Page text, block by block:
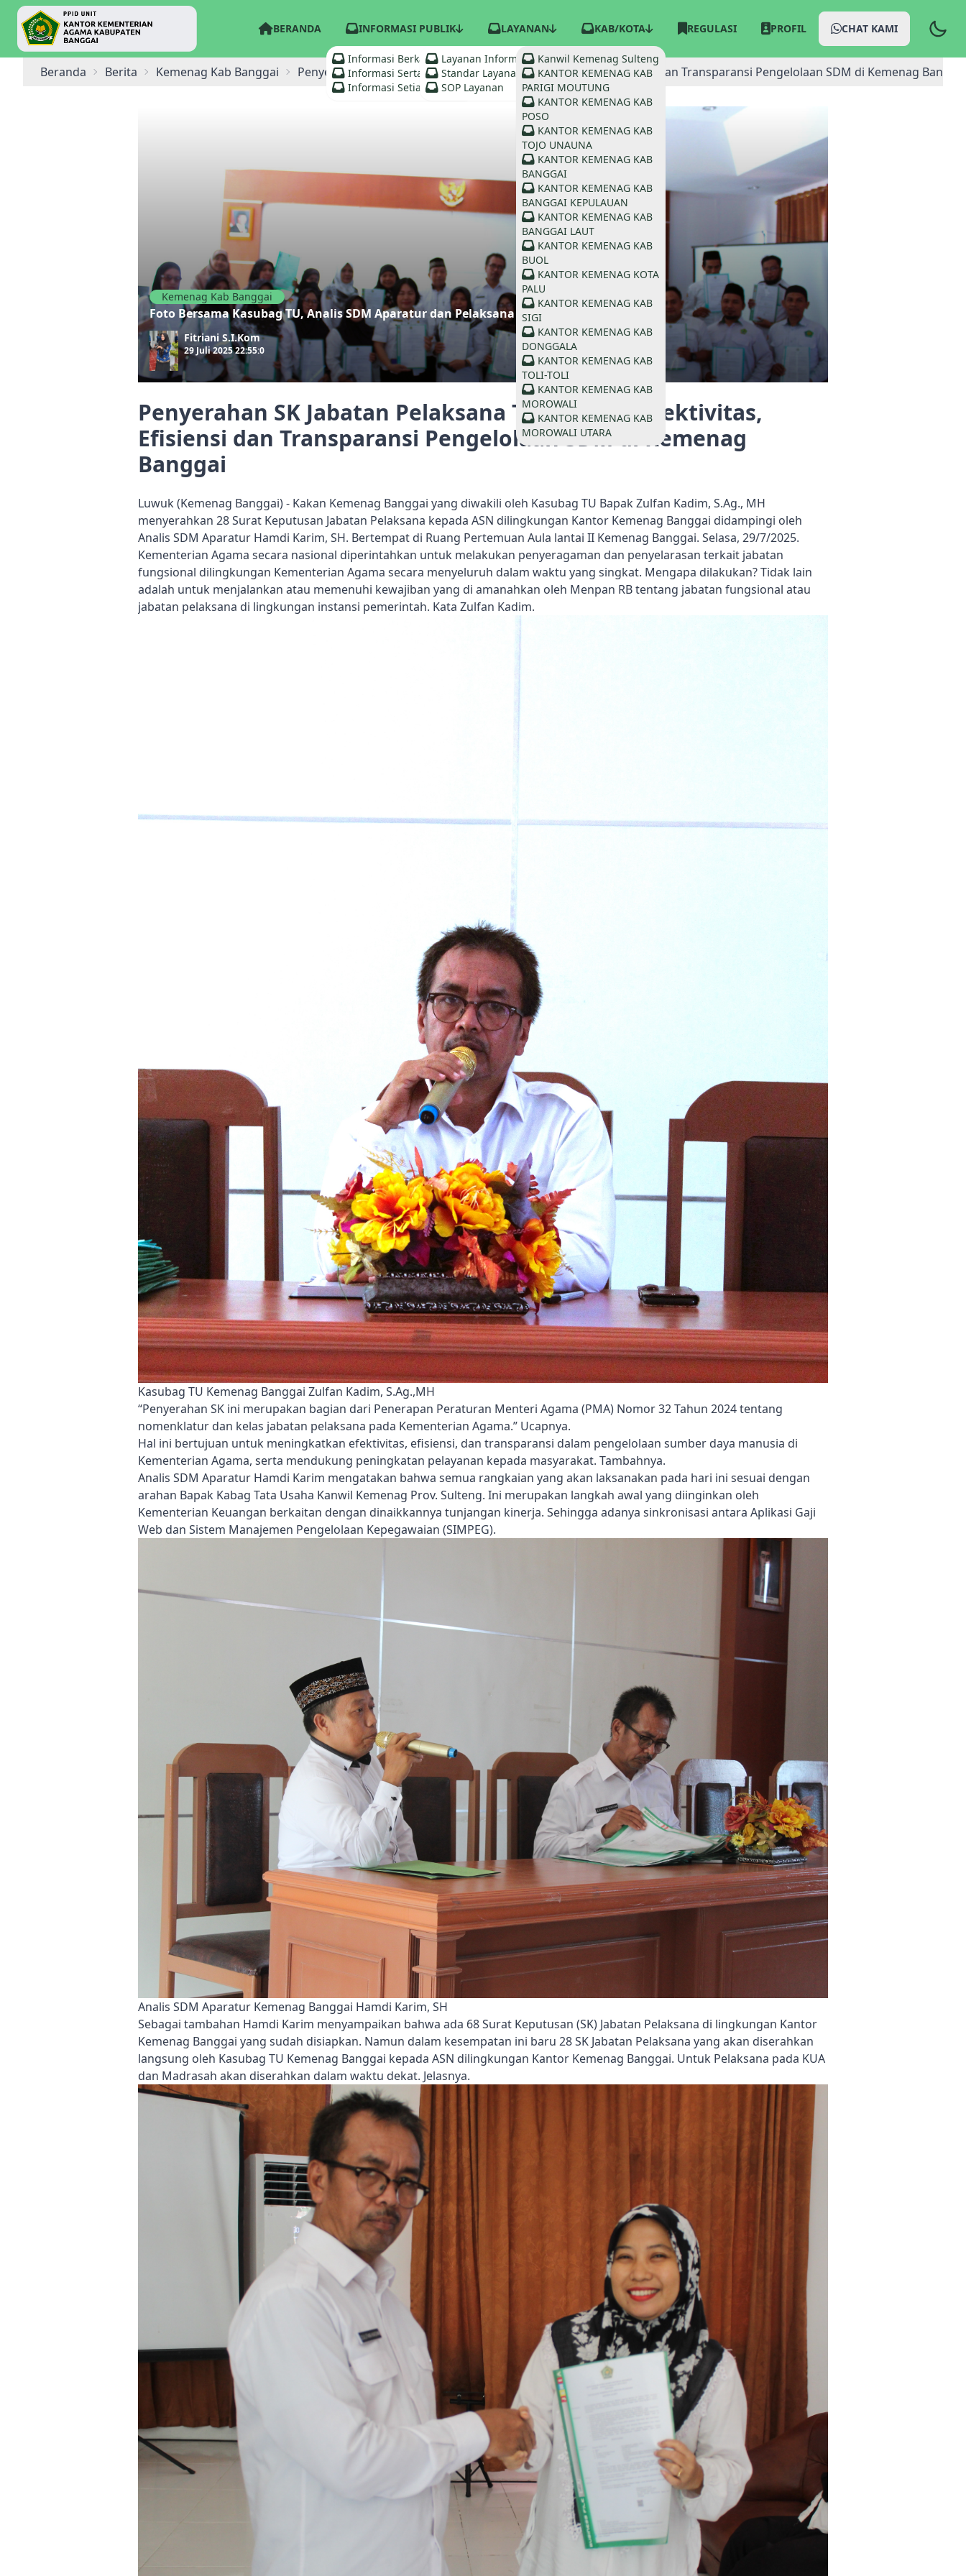
BERANDA INFORMASI PUBLIK
Informasi Berkala
Informasi Serta Merta
Informasi Setiap Saat
LAYANAN
Layanan Informasi
Standar Layanan
SOP Layanan
KAB/KOTA
Kanwil Kemenag Sulteng
KANTOR KEMENAG KAB
PARIGI MOUTUNG
KANTOR KEMENAG KAB
POSO
KANTOR KEMENAG KAB
TOJO UNAUNA
KANTOR KEMENAG KAB
BANGGAI
KANTOR KEMENAG KAB
BANGGAI KEPULAUAN
KANTOR KEMENAG KAB
BANGGAI LAUT
KANTOR KEMENAG KAB
BUOL
KANTOR KEMENAG KOTA
PALU
KANTOR KEMENAG KAB
SIGI
KANTOR KEMENAG KAB
DONGGALA
KANTOR KEMENAG KAB
TOLI-TOLI
KANTOR KEMENAG KAB
MOROWALI
KANTOR KEMENAG KAB
MOROWALI UTARA
REGULASI PROFIL CHAT KAMI
Beranda Berita Kemenag Kab Banggai Penyerahan SK Jabatan Pelaksana Tingkatkan Efektivitas, Efisiensi dan Transparansi Pengelolaan SDM di Kemenag Banggai
Kemenag Kab Banggai
Foto Bersama Kasubag TU, Analis SDM Aparatur dan Pelaksana
Fitriani S.I.Kom
29 Juli 2025 22:55:0
Penyerahan SK Jabatan Pelaksana Tingkatkan Efektivitas,
Efisiensi dan Transparansi Pengelolaan SDM di Kemenag
Banggai
Luwuk (Kemenag Banggai) - Kakan Kemenag Banggai yang diwakili oleh Kasubag TU Bapak Zulfan Kadim, S.Ag., MH
menyerahkan 28 Surat Keputusan Jabatan Pelaksana kepada ASN dilingkungan Kantor Kemenag Banggai didampingi oleh
Analis SDM Aparatur Hamdi Karim, SH. Bertempat di Ruang Pertemuan Aula lantai II Kemenag Banggai. Selasa, 29/7/2025.
Kementerian Agama secara nasional diperintahkan untuk melakukan penyeragaman dan penyelarasan terkait jabatan
fungsional dilingkungan Kementerian Agama secara menyeluruh dalam waktu yang singkat. Mengapa dilakukan? Tidak lain
adalah untuk menjalankan atau memenuhi kewajiban yang di amanahkan oleh Menpan RB tentang jabatan fungsional atau
jabatan pelaksana di lingkungan instansi pemerintah. Kata Zulfan Kadim.
Kasubag TU Kemenag Banggai Zulfan Kadim, S.Ag.,MH
“Penyerahan SK ini merupakan bagian dari Penerapan Peraturan Menteri Agama (PMA) Nomor 32 Tahun 2024 tentang
nomenklatur dan kelas jabatan pelaksana pada Kementerian Agama.” Ucapnya.
Hal ini bertujuan untuk meningkatkan efektivitas, efisiensi, dan transparansi dalam pengelolaan sumber daya manusia di
Kementerian Agama, serta mendukung peningkatan pelayanan kepada masyarakat. Tambahnya.
Analis SDM Aparatur Hamdi Karim mengatakan bahwa semua rangkaian yang akan laksanakan pada hari ini sesuai dengan
arahan Bapak Kabag Tata Usaha Kanwil Kemenag Prov. Sulteng. Ini merupakan langkah awal yang diinginkan oleh
Kementerian Keuangan berkaitan dengan dinaikkannya tunjangan kinerja. Sehingga adanya sinkronisasi antara Aplikasi Gaji
Web dan Sistem Manajemen Pengelolaan Kepegawaian (SIMPEG).
Analis SDM Aparatur Kemenag Banggai Hamdi Karim, SH
Sebagai tambahan Hamdi Karim menyampaikan bahwa ada 68 Surat Keputusan (SK) Jabatan Pelaksana di lingkungan Kantor
Kemenag Banggai yang sudah disiapkan. Namun dalam kesempatan ini baru 28 SK Jabatan Pelaksana yang akan diserahkan
langsung oleh Kasubag TU Kemenag Banggai kepada ASN dilingkungan Kantor Kemenag Banggai. Untuk Pelaksana pada KUA
dan Madrasah akan diserahkan dalam waktu dekat. Jelasnya.